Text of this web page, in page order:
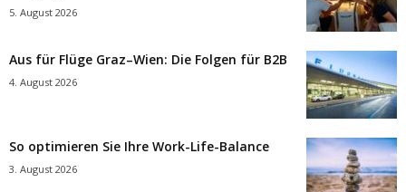
5. August 2026
Aus für Flüge Graz–Wien: Die Folgen für B2B
4. August 2026
So optimieren Sie Ihre Work-Life-Balance
3. August 2026